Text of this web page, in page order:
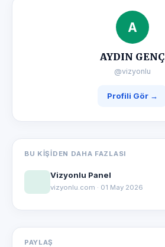
A
AYDIN GENÇ
@vizyonlu
Profili Gör →
BU KIŞIDEN DAHA FAZLASI
Vizyonlu Panel
vizyonlu.com · 01 May 2026
PAYLAŞ